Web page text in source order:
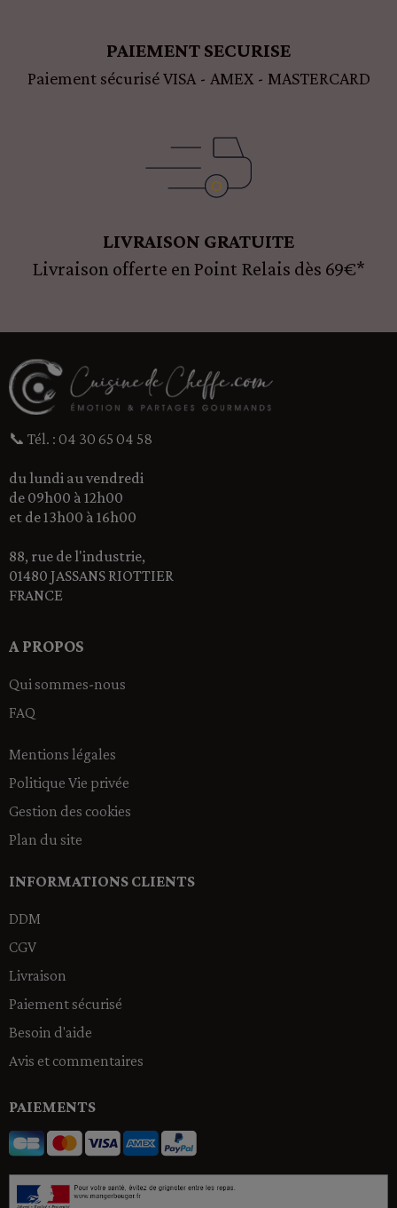
PAIEMENT SECURISE
Paiement sécurisé VISA - AMEX - MASTERCARD
LIVRAISON GRATUITE
Livraison offerte en Point Relais dès 69€*
📞 Tél. : 04 30 65 04 58
du lundi au vendredi
de 09h00 à 12h00
et de 13h00 à 16h00
88, rue de l'industrie,
01480 JASSANS RIOTTIER
FRANCE
A PROPOS
Qui sommes-nous
FAQ
Mentions légales
Politique Vie privée
Gestion des cookies
Plan du site
INFORMATIONS CLIENTS
DDM
CGV
Livraison
Paiement sécurisé
Besoin d'aide
Avis et commentaires
PAIEMENTS